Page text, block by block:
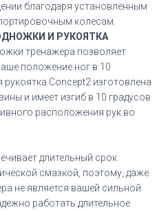
благодаря установленным
колесам.
И РУКОЯТКА
тренажера позволяет
положение ног в 10
Concept2 изготовлена
и имеет изгиб в 10 градусов
расположения рук во
длительный срок
смазкой, поэтому, даже
не является вашей сильной
работать длительное